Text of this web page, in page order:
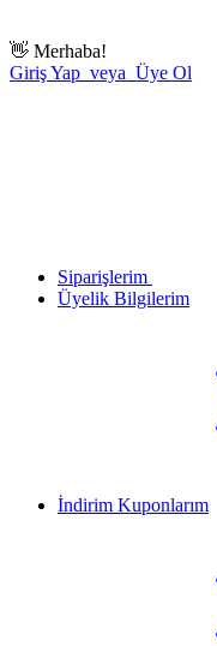
👋 Merhaba!
Giriş Yap veya Üye Ol
Siparişlerim
Üyelik Bilgilerim
İndirim Kuponlarım